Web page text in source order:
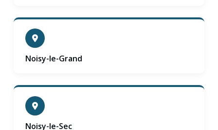
Noisy-le-Grand
Noisy-le-Sec